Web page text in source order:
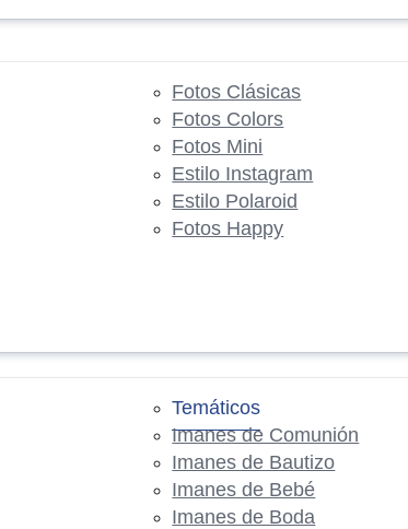
Fotos Clásicas
Fotos Colors
Fotos Mini
Estilo Instagram
Estilo Polaroid
Fotos Happy
Temáticos
Imanes de Comunión
Imanes de Bautizo
Imanes de Bebé
Imanes de Boda